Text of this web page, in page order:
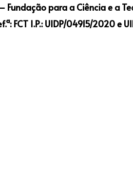
Fundação para a Ciência e a
FCT I.P.: UIDP/04915/2020 e